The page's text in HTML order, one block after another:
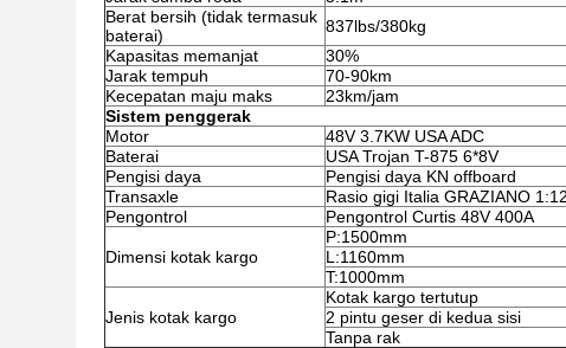
Berat bersih (tidak termasuk
baterai)
837lbs/380kg
Kapasitas memanjat
30%
Jarak tempuh
70-90km
Kecepatan maju maks
23km/jam
Sistem penggerak
Motor
48V 3.7KW USA ADC
Baterai
USA Trojan T-875 6*8V
Pengisi daya
Pengisi daya KN offboard
Transaxle
Rasio gigi Italia GRAZIANO 1:12
Pengontrol
Pengontrol Curtis 48V 400A
Dimensi kotak kargo
P:1500mm
L:1160mm
T:1000mm
Jenis kotak kargo
Kotak kargo tertutup
2 pintu geser di kedua sisi
Tanpa rak